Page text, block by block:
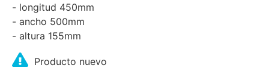
- longitud 450mm
- ancho 500mm
- altura 155mm
Producto nuevo